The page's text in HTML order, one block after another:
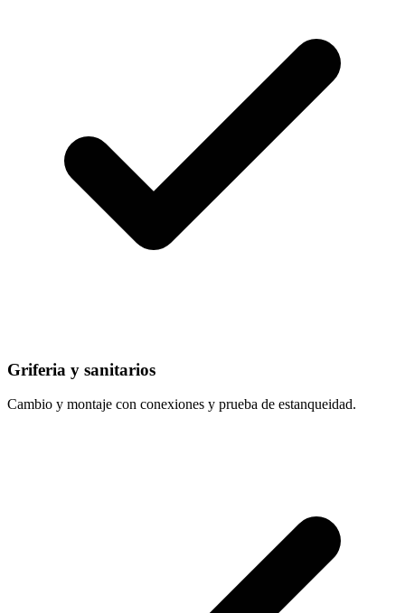
Griferia y sanitarios
Cambio y montaje con conexiones y prueba de estanqueidad.